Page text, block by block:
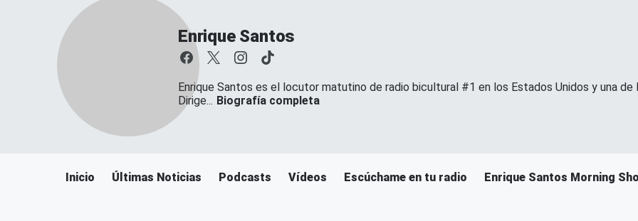
Enrique Santos
Enrique Santos es el locutor matutino de radio bicultural #1 en los Estados Unidos y una
Dirige... Biografía completa
Inicio Últimas Noticias Podcasts Vídeos Escúchame en tu radio Enrique Santos Morning